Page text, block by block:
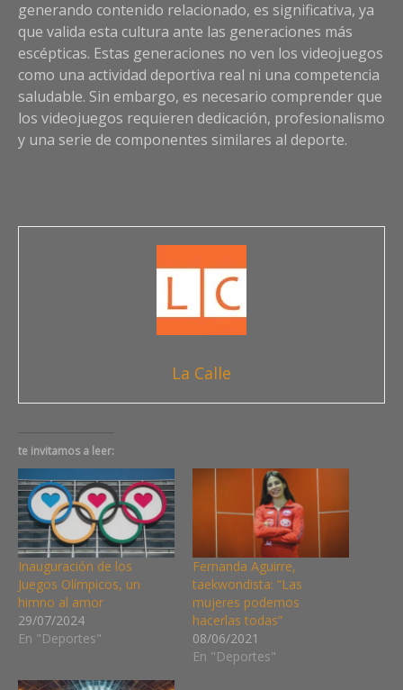
generando contenido relacionado, es significativa, ya
que valida esta cultura ante las generaciones más
escépticas. Estas generaciones no ven los videojuegos
como una actividad deportiva real ni una competencia
saludable. Sin embargo, es necesario comprender que
los videojuegos requieren dedicación, profesionalismo
y una serie de componentes similares al deporte.
La Calle
te invitamos a leer:
Inauguración de los
Juegos Olímpicos, un
himno al amor
29/07/2024
En "Deportes"
Fernanda Aguirre,
taekwondista: “Las
mujeres podemos
hacerlas todas”
08/06/2021
En "Deportes"